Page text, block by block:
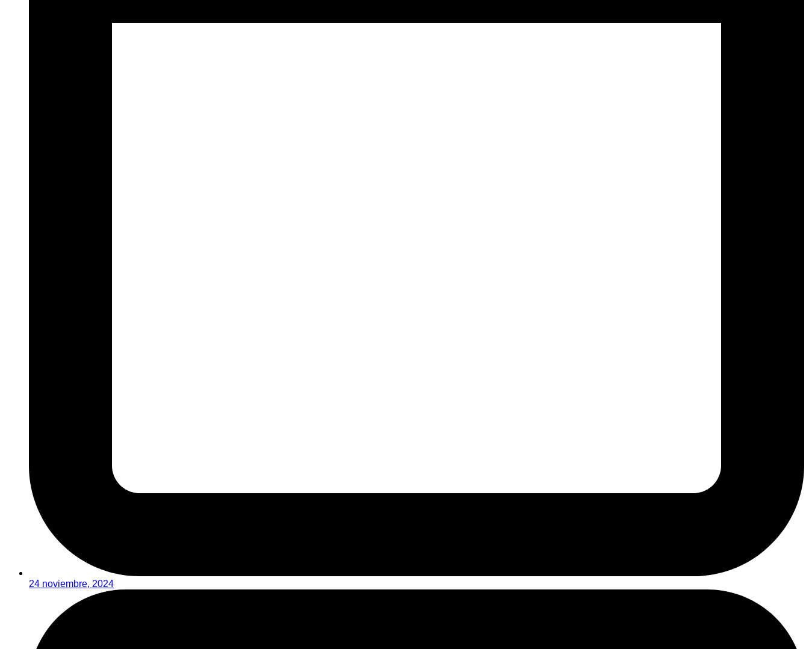
24 noviembre, 2024